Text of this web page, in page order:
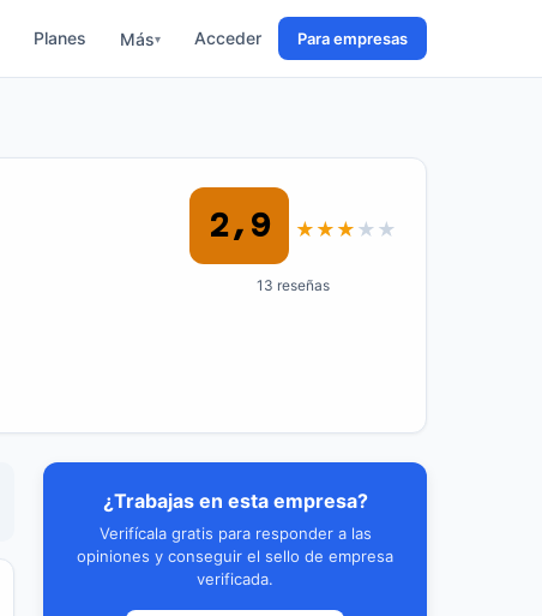
Planes Más▾ Acceder Para empresas
2,9 ★ ★ ★ ★ ★
13 reseñas
¿Trabajas en esta empresa?
Verifícala gratis para responder a las
opiniones y conseguir el sello de empresa
verificada.